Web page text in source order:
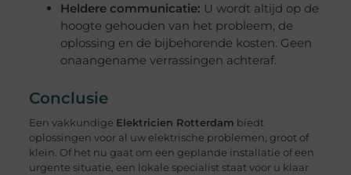
Heldere communicatie: U wordt altijd op de
hoogte gehouden van het probleem, de
oplossing en de bijbehorende kosten. Geen
onaangename verrassingen achteraf.
Conclusie
Een vakkundige Elektricien Rotterdam biedt
oplossingen voor al uw elektrische problemen, groot of
klein. Of het nu gaat om een geplande installatie of een
urgente situatie, een lokale specialist staat voor u klaar